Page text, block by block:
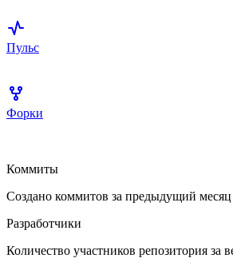
Пульс
Форки
Коммиты
Создано коммитов за предыдущий месяц
Разработчики
Количество участников репозитория за